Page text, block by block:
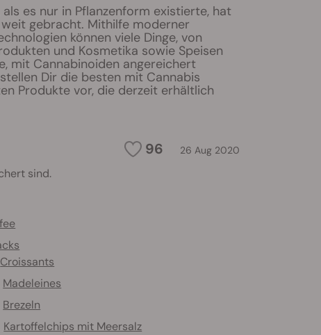
es nur in Pflanzenform existierte, hat
gebracht. Mithilfe moderner
können viele Dinge, von
und Kosmetika sowie Speisen
mit Cannabinoiden angereichert
Dir die besten mit Cannabis
Produkte vor, die derzeit erhältlich
96 26 Aug 2020
sind.
Croissants
Madeleines
Brezeln
Kartoffelchips mit Meersalz